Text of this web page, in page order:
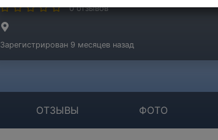
0 отзывов
Зарегистрирован 9 месяцев назад
ОТЗЫВЫ ФОТО